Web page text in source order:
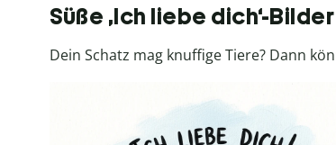
Süße ,Ich liebe dich‘-Bilder
Dein Schatz mag knuffige Tiere? Dann